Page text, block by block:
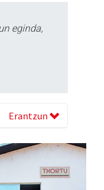
eginda,
Erantzun